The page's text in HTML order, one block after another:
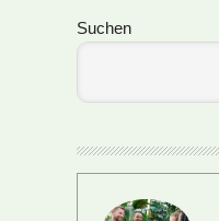
Seitenspalte
Suchen